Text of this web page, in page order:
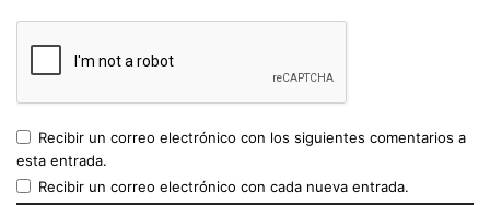
Recibir un correo electrónico con los siguientes comentarios a
esta entrada.
Recibir un correo electrónico con cada nueva entrada.